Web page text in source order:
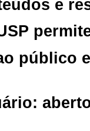
e
público